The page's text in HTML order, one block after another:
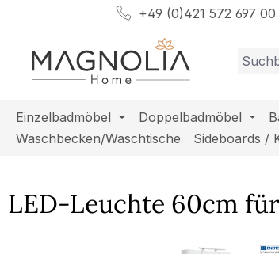
Hauptinhalt springen
Zur Suche springen
Zur Hauptnavigation springen+49 (0)421 572 697 00
Einzelbadmöbel Doppelbadmöbel
Waschbecken/Waschtische
Sideboards /
LED-Leuchte 60cm